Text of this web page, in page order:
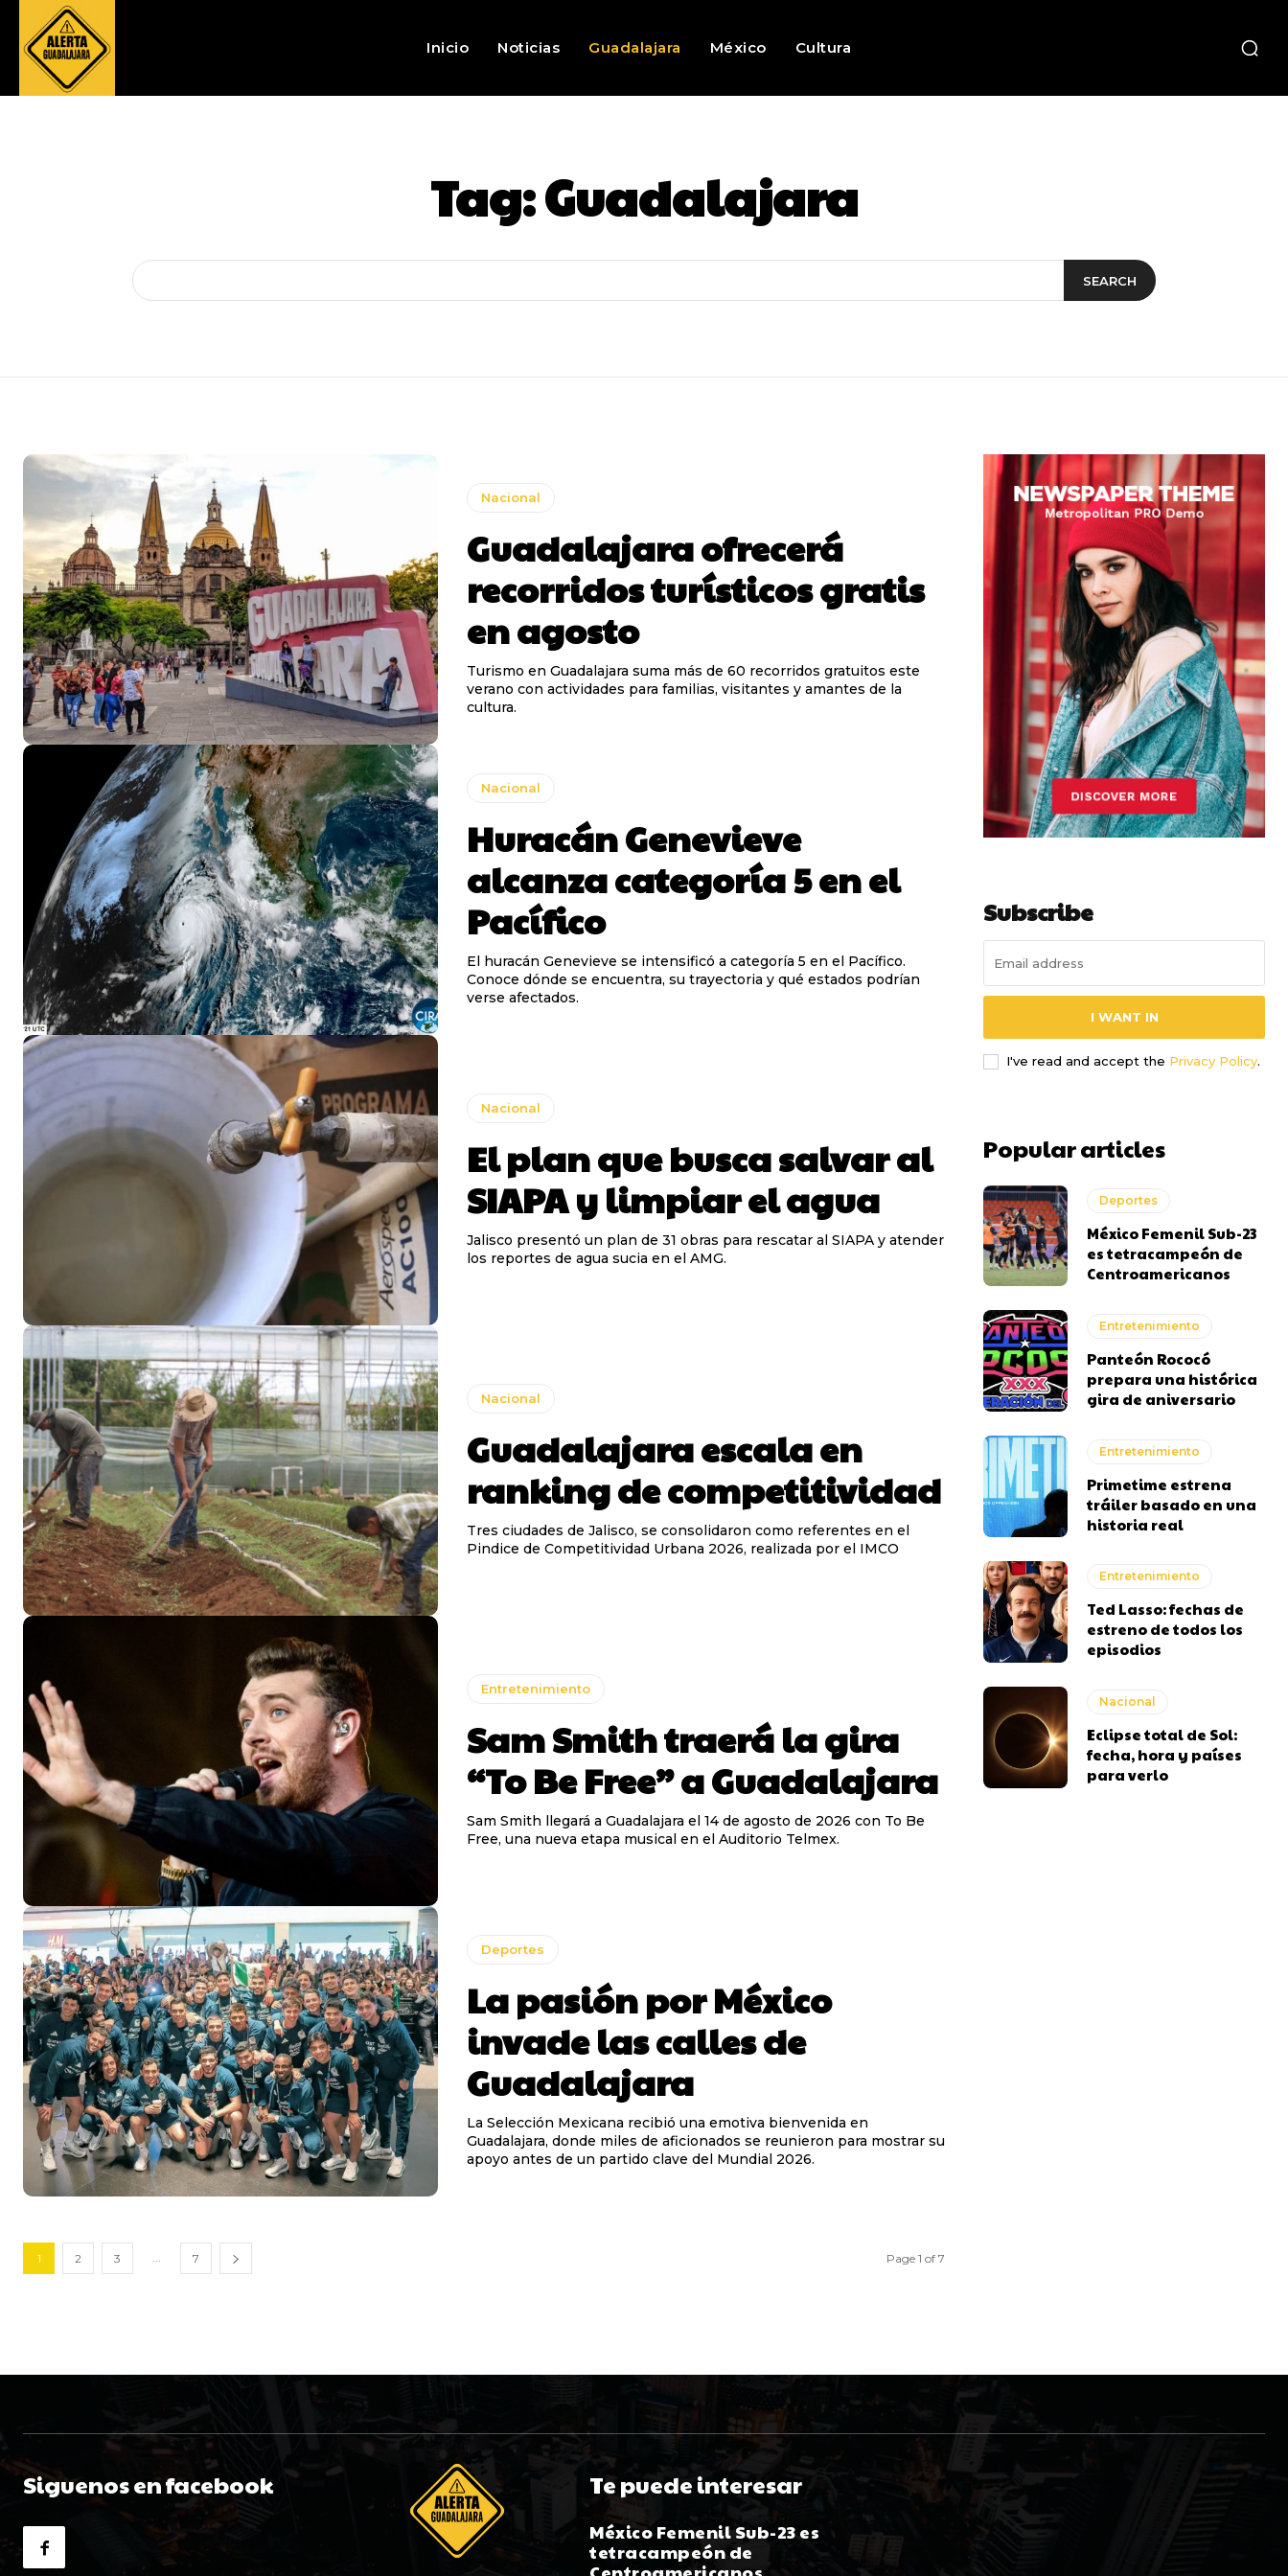
Inicio Noticias Guadalajara México Cultura
Tag:Guadalajara
SEARCH
Nacional
Guadalajara ofrecerá
recorridos turísticos gratis
en agosto
Turismo en Guadalajara suma más de 60 recorridos gratuitos este
verano con actividades para familias, visitantes y amantes de la
cultura.
Nacional
Huracán Genevieve
alcanza categoría 5 en el
Pacífico
El huracán Genevieve se intensificó a categoría 5 en el Pacífico.
Conoce dónde se encuentra, su trayectoria y qué estados podrían
verse afectados.
Nacional
El plan que busca salvar al
SIAPA y limpiar el agua
Jalisco presentó un plan de 31 obras para rescatar al SIAPA y atender
los reportes de agua sucia en el AMG.
Nacional
Guadalajara escala en
ranking de competitividad
Tres ciudades de Jalisco, se consolidaron como referentes en el
Pindice de Competitividad Urbana 2026, realizada por el IMCO
Entretenimiento
Sam Smith traerá la gira
“To Be Free” a Guadalajara
Sam Smith llegará a Guadalajara el 14 de agosto de 2026 con To Be
Free, una nueva etapa musical en el Auditorio Telmex.
Deportes
La pasión por México
invade las calles de
Guadalajara
La Selección Mexicana recibió una emotiva bienvenida en
Guadalajara, donde miles de aficionados se reunieron para mostrar su
apoyo antes de un partido clave del Mundial 2026.
1 2 3 ... 7 Page 1 of 7
Subscribe
I WANT IN
I've read and accept the Privacy Policy.
Popular articles
Deportes
México Femenil Sub-23
es tetracampeón de
Centroamericanos
Entretenimiento
Panteón Rococó
prepara una histórica
gira de aniversario
Entretenimiento
Primetime estrena
tráiler basado en una
historia real
Entretenimiento
Ted Lasso: fechas de
estreno de todos los
episodios
Nacional
Eclipse total de Sol:
fecha, hora y países
para verlo
Siguenos en facebook Te puede interesar
México Femenil Sub-23 es
tetracampeón de